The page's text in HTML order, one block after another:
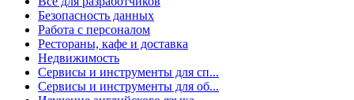
Безопасность данных
Работа с персоналом
Рестораны, кафе и доставка
Недвижимость
Сервисы и инструменты для сп...
Сервисы и инструменты для об...